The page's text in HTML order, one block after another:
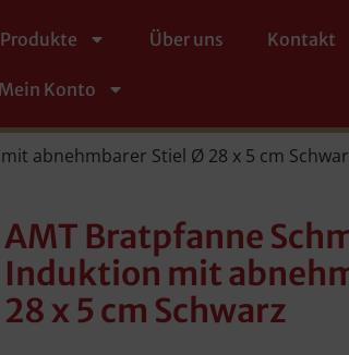
Produkte Über uns Kontakt
Mein Konto
abnehmbarer Stiel Ø 28 x 5 cm
AMT Bratpfanne
Induktion mit
28 x 5 cm Schwarz